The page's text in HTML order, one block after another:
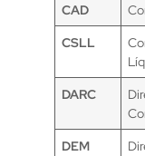
CAD
CSLL
DARC
DEM